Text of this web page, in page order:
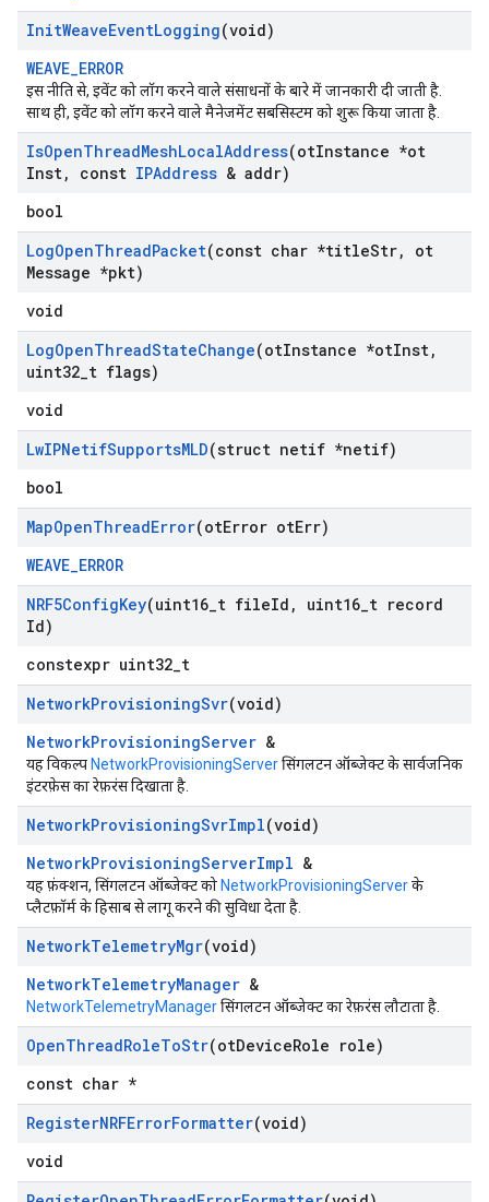
InitWeaveEventLogging(void)
WEAVE_ERROR
इस नीति से, इवेंट को लॉग करने वाले संसाधनों के बारे में जानकारी दी जाती है.
साथ ही, इवेंट को लॉग करने वाले मैनेजमेंट सबसिस्टम को शुरू किया जाता है.
IsOpenThreadMeshLocalAddress(otInstance *ot
Inst, const IPAddress & addr)
bool
LogOpenThreadPacket(const char *titleStr,
ot
Message *pkt)
void
LogOpenThreadStateChange(otInstance *otInst,
uint32 t flags)
void
LwIPNetifSupportsMLD(struct netif *netif)
bool
MapOpenThreadError(otError otErr)
WEAVE_ERROR
NRF5ConfigKey(uint16 t fileId , uint16 t record
Id)
constexpr uint32_t
NetworkProvisioningSvr(void)
NetworkProvisioningServer &
यह विकल्प NetworkProvisioningServerसिंगलटन ऑब्जेक्ट के सार्वजनिक
इंटरफ़ेस का रेफ़रंस दिखाता है.
NetworkProvisioningSvrImpl(void)
NetworkProvisioningServerImpl &
यह फ़ंक्शन, सिंगलटन ऑब्जेक्ट को NetworkProvisioningServerके
प्लैटफ़ॉर्म के हिसाब से लागू करने की सुविधा देता है.
NetworkTelemetryMgr(void)
NetworkTelemetryManager &
NetworkTelemetryManagerसिंगलटन ऑब्जेक्ट का रेफ़रंस लौटाता है.
OpenThreadRoleToStr(otDeviceRole role)
const char *
RegisterNRFErrorFormatter(void)
void